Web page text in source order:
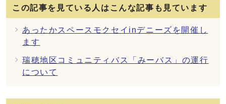
この記事を見ている人はこんな記事も見ています
あったかスペースモクセイinデニーズを開催し
ます
瑞穂地区コミュニティバス「みーバス」の運行
について